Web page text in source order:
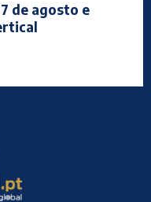
de agosto e